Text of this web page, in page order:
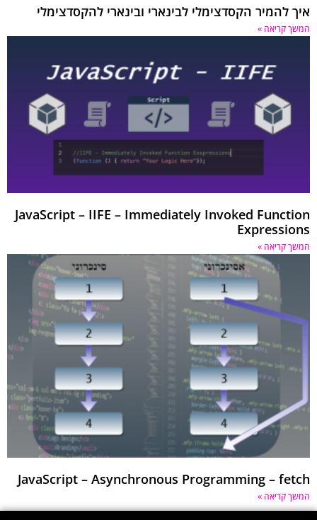
להמיר הקסדצימלי לבינארי ובינארי להקסדצימלי
קריאה »
JavaScript – IIFE – Immediately Invoked
קריאה »
JavaScript – Asynchronous Programming –
קריאה »